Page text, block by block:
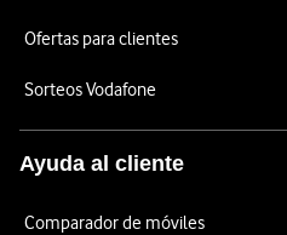
Ofertas para clientes
Sorteos Vodafone
Ayuda al cliente
Comparador de móviles